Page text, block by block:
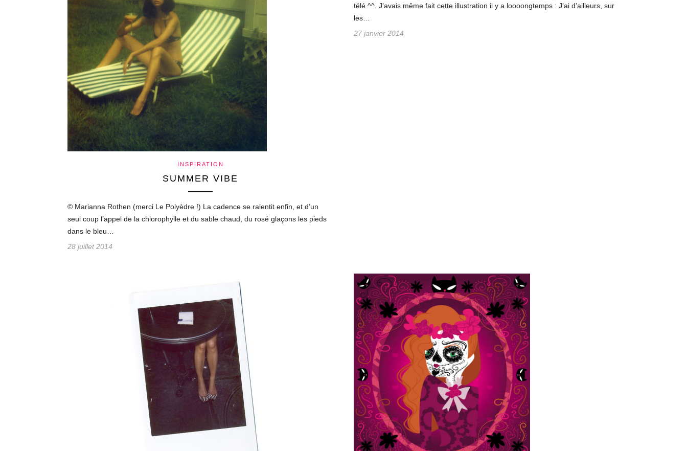
INSPIRATION
SUMMER VIBE
© Marianna Rothen (merci Le Polyèdre !) La cadence se ralentit enfin, et d’un
seul coup l’appel de la chlorophylle et du sable chaud, du rosé glaçons les pieds
dans le bleu…
28 juillet 2014
télé ^^. J’avais même fait cette illustration il y a loooongtemps : J’ai d’ailleurs, sur
les…
27 janvier 2014